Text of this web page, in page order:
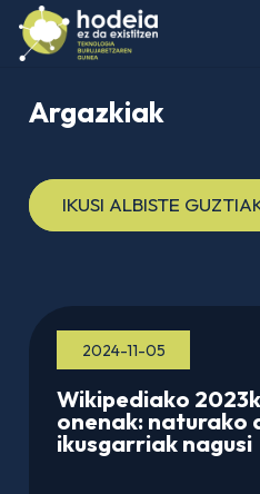
Argazkiak
IKUSI ALBISTE
2024-11-05
Wikipediako
onenak: naturako
ikusgarriak nagusi